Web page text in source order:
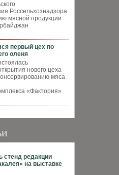
Россельхознадзора
мясной продукции
первый цех по
оленя
нового цеха
мяса
«Фактория»
стенд редакции
на выставке